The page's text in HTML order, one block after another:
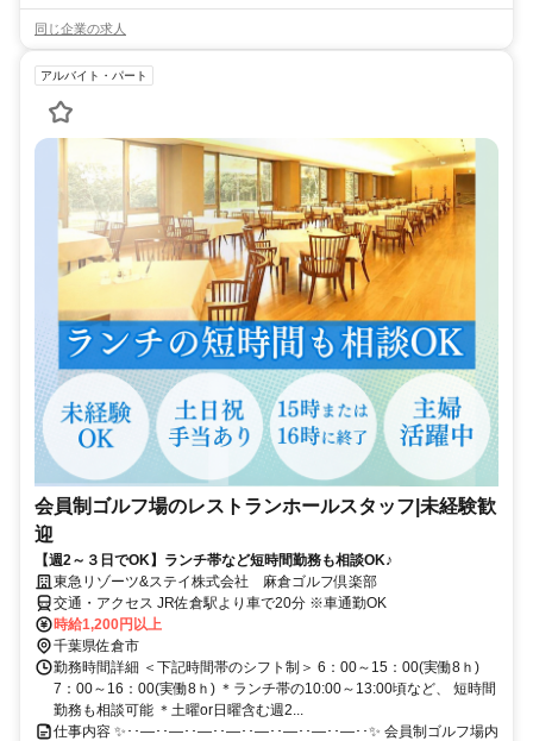
同じ企業の求人
アルバイト・パート
会員制ゴルフ場のレストランホールスタッフ|未経験歓
迎
【週2～３日でOK】ランチ帯など短時間勤務も相談OK♪
東急リゾーツ&ステイ株式会社 麻倉ゴルフ倶楽部
交通・アクセス JR佐倉駅より車で20分 ※車通勤OK
時給1,200円以上
千葉県佐倉市
勤務時間詳細 ＜下記時間帯のシフト制＞ 6：00～15：00(実働8ｈ)
7：00～16：00(実働8ｈ) ＊ランチ帯の10:00～13:00頃など、 短時間
勤務も相談可能 ＊土曜or日曜含む週2...
仕事内容 ✨･･―･･―･･―･･―･･―･･―･･―･･―･･✨ 会員制ゴルフ場内